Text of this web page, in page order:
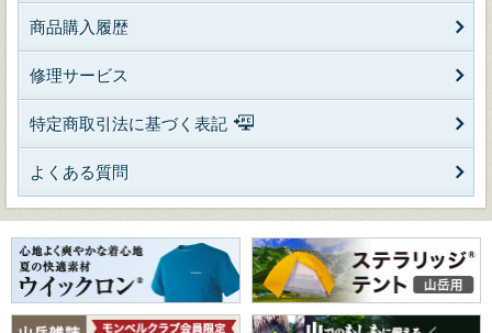
商品購入履歴
修理サービス
特定商取引法に基づく表記
よくある質問